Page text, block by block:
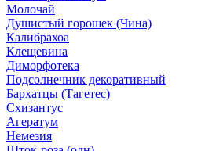
Молочай
Душистый горошек (Чина)
Калибрахоа
Клещевина
Диморфотека
Подсолнечник декоративный
Бархатцы (Тагетес)
Схизантус
Агератум
Немезия